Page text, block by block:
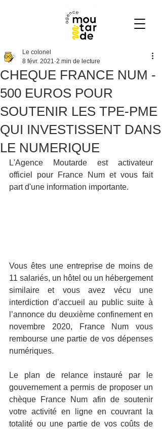
CHEQUE FRANCE NUM -
500 EUROS POUR
SOUTENIR LES TPE-PME
QUI INVESTISSENT DANS
LE NUMERIQUE
Le colonel
8 févr. 2021 2 min de lecture
L'Agence Moutarde est activateur
officiel pour France Num et vous fait
part d'une information importante.
Vous êtes une entreprise de moins de
11 salariés, un hôtel ou un hébergement
similaire et vous avez vécu une
interdiction d’accueil au public suite à
l’annonce du deuxième confinement en
novembre 2020, France Num vous
rembourse une partie de vos dépenses
numériques.
Le plan de relance instauré par le
gouvernement a permis de proposer un
chèque France Num afin de soutenir
votre activité en ligne en couvrant la
totalité ou une partie de vos coûts de